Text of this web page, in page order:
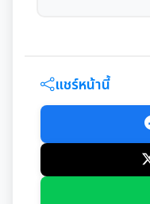
กำหนดสมัยประชุม
เอกสารประชาสั
พระราชกรณียกิ
เอกสารดาวน์โห
เอกสารดาวน์โห
เอกสารดาวน์โห
ภาษีที่ดินและสิ่งปลูกส
พรบ./กฎหมาย เ
แบบบัญชีรายกา
แบบบัญชีรายก
แชร์หน้านี้